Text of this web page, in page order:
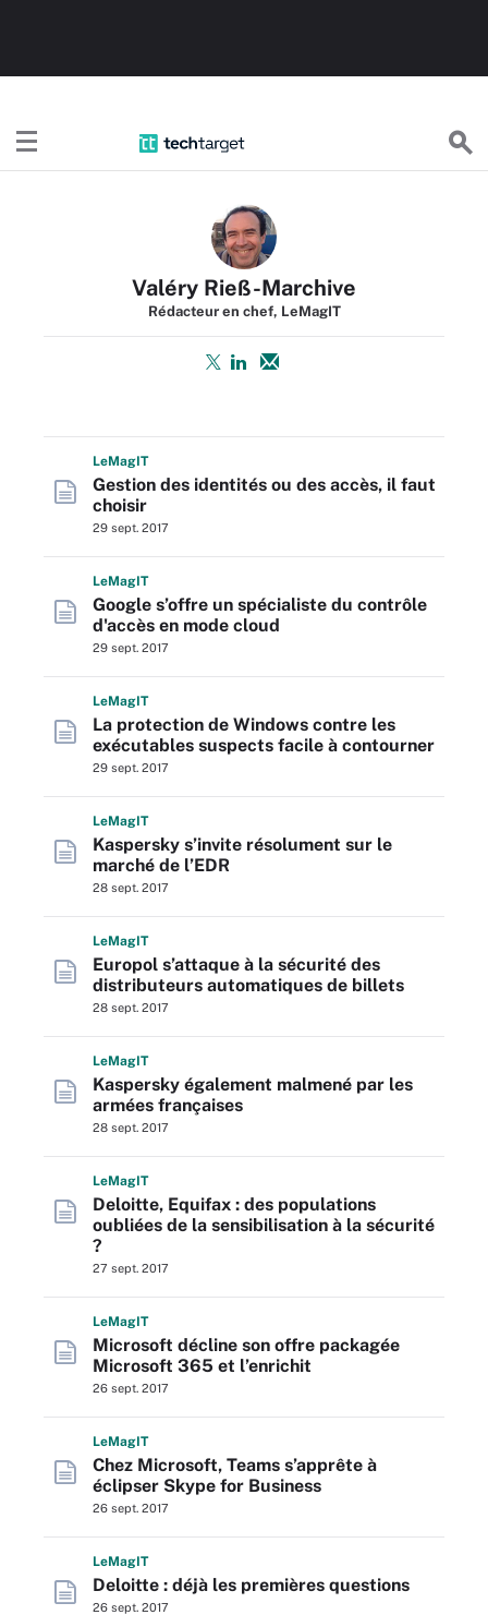
Valéry Rieß-Marchive
Rédacteur en chef, LeMagIT
LeMagIT
Gestion des identités ou des accès, il faut
choisir
29 sept. 2017
LeMagIT
Google s’offre un spécialiste du contrôle
d'accès en mode cloud
29 sept. 2017
LeMagIT
La protection de Windows contre les
exécutables suspects facile à contourner
29 sept. 2017
LeMagIT
Kaspersky s’invite résolument sur le
marché de l’EDR
28 sept. 2017
LeMagIT
Europol s’attaque à la sécurité des
distributeurs automatiques de billets
28 sept. 2017
LeMagIT
Kaspersky également malmené par les
armées françaises
28 sept. 2017
LeMagIT
Deloitte, Equifax : des populations
oubliées de la sensibilisation à la sécurité
?
27 sept. 2017
LeMagIT
Microsoft décline son offre packagée
Microsoft 365 et l’enrichit
26 sept. 2017
LeMagIT
Chez Microsoft, Teams s’apprête à
éclipser Skype for Business
26 sept. 2017
LeMagIT
Deloitte : déjà les premières questions
26 sept. 2017